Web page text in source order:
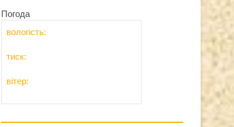
Погода
вологість:
тиск:
вітер: